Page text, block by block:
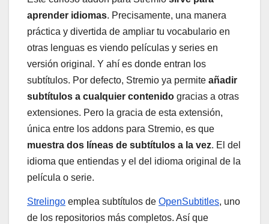
aprender idiomas. Precisamente, una manera
práctica y divertida de ampliar tu vocabulario en
otras lenguas es viendo películas y series en
versión original. Y ahí es donde entran los
subtítulos. Por defecto, Stremio ya permite añadir
subtítulos a cualquier contenido gracias a otras
extensiones. Pero la gracia de esta extensión,
única entre los addons para Stremio, es que
muestra dos líneas de subtítulos a la vez. El del
idioma que entiendas y el del idioma original de la
película o serie.
Strelingo emplea subtítulos de OpenSubtitles, uno
de los repositorios más completos. Así que